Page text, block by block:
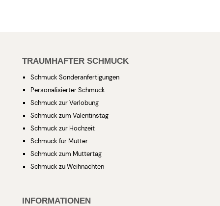
TRAUMHAFTER SCHMUCK
Schmuck Sonderanfertigungen
Personalisierter Schmuck
Schmuck zur Verlobung
Schmuck zum Valentinstag
Schmuck zur Hochzeit
Schmuck für Mütter
Schmuck zum Muttertag
Schmuck zu Weihnachten
INFORMATIONEN